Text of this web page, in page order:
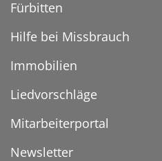
Fürbitten
Hilfe bei Missbrauch
Immobilien
Liedvorschläge
Mitarbeiterportal
Newsletter